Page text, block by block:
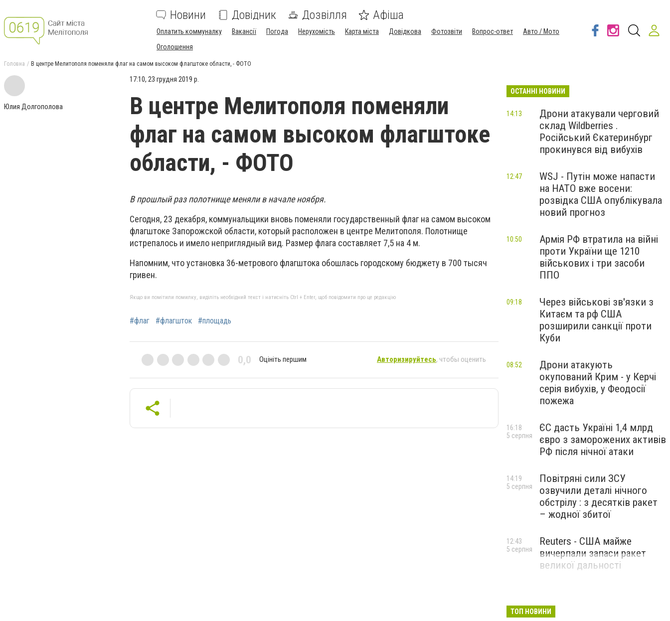
Новини Довідник Дозвілля Афіша
Оплатить коммуналку Вакансії Погода Нерухомість Карта міста Довідкова Фотозвіти Вопрос-ответ
Авто / Мото
Оголошення
Головна В центре Мелитополя поменяли флаг на самом высоком флагштоке области, - ФОТО
Юлия Долгополова
17:10, 23 грудня 2019 р.
В центре Мелитополя поменяли
флаг на самом высоком флагштоке
области, - ФОТО
В прошлый раз полотнище меняли в начале ноября.
Сегодня, 23 декабря, коммунальщики вновь поменяли государственный флаг на самом высоком
флагштоке Запорожской области, который расположен в центре Мелитополя. Полотнище
истрепалось и имело неприглядный вид. Размер флага составляет 7,5 на 4 м.
Напомним, что установка 36-метрового флагштока обошлась городскому бюджету в 700 тысяч
гривен.
Якщо ви помітили помилку, виділіть необхідний текст і натисніть Ctrl + Enter, щоб повідомити про це редакцію
#флаг #флагшток #площадь
0,0 Оцініть першим Авторизируйтесь, чтобы оценить
ОСТАННІ НОВИНИ
Дрони атакували черговий
склад Wildberries .
Російський Єкатеринбург
прокинувся від вибухів
14:13
WSJ - Путін може напасти
на НАТО вже восени:
розвідка США опублікувала
новий прогноз
12:47
Армія РФ втратила на війні
проти України ще 1210
військових і три засоби
ППО
10:50
Через військові зв'язки з
Китаєм та рф США
розширили санкції проти
Куби
09:18
Дрони атакують
окупований Крим - у Керчі
серія вибухів, у Феодосії
пожежа
08:52
ЄС дасть Україні 1,4 млрд
євро з заморожених активів
РФ після нічної атаки
16:18
5 серпня
Повітряні сили ЗСУ
озвучили деталі нічного
обстрілу : з десятків ракет
– жодної збитої
14:19
5 серпня
Reuters - США майже
вичерпали запаси ракет
великої дальності
12:43
5 серпня
ТОП НОВИНИ